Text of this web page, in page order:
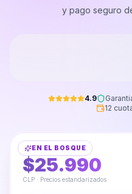
y pago seguro
4.9
12
EN EL BOSQUE
DESDE
$25.990
CLP · Precios estandarizados